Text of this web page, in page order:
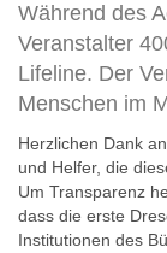
Während des
Veranstalter
Lifeline. Der
Menschen im
Herzlichen Dank
und Helfer, die
Um Transparenz
dass die erste
Institutionen des